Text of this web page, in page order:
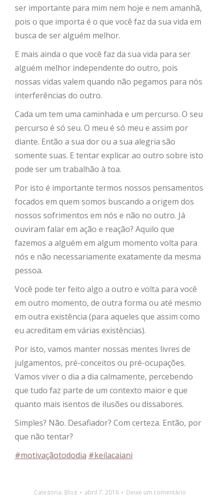
ser importante para mim nem hoje e nem amanhã,
pois o que importa é o que você faz da sua vida em
busca de ser alguém melhor.
E mais ainda o que você faz da sua vida para ser
alguém melhor independente do outro, pois
nossas vidas valem quando não pegamos para nós
interferências do outro.
Cada um tem uma caminhada e um percurso. O seu
percurso é só seu. O meu é só meu e assim por
diante. Então a sua dor ou a sua alegria são
somente suas. E tentar explicar ao outro sobre isto
pode ser um trabalhão à toa.
Por isto é importante termos nossos pensamentos
focados em quem somos buscando a origem dos
nossos sofrimentos em nós e não no outro. Já
ouviram falar em ação e reação? Aquilo que
fazemos a alguém em algum momento volta para
nós e não necessariamente exatamente da mesma
pessoa.
Você pode ter feito algo a outro e volta para você
em outro momento, de outra forma ou até mesmo
em outra existência (para aqueles que assim como
eu acreditam em várias existências).
Por isto, vamos manter nossas mentes livres de
julgamentos, pré-conceitos ou pré-ocupações.
Vamos viver o dia a dia calmamente, percebendo
que tudo faz parte de um contexto maior e que
quanto mais isentos de ilusões ou dissabores.
Simples? Não. Desafiador? Com certeza. Então, por
que não tentar?
#motivaçãotododia #keilacaiani
Categoria: Blog abril 7, 2016 Deixe um comentário